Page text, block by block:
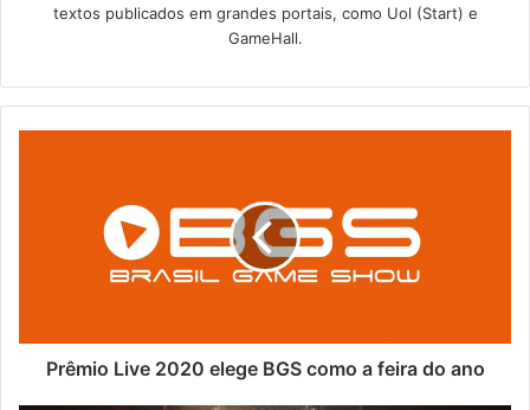
textos publicados em grandes portais, como Uol (Start) e
GameHall.
Prêmio Live 2020 elege BGS como a feira do ano